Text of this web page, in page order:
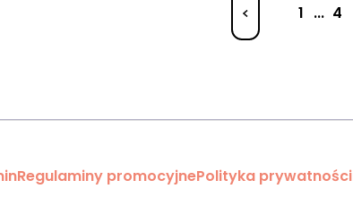
1 ... 4
Regulaminy promocyjnePolityka prywatności